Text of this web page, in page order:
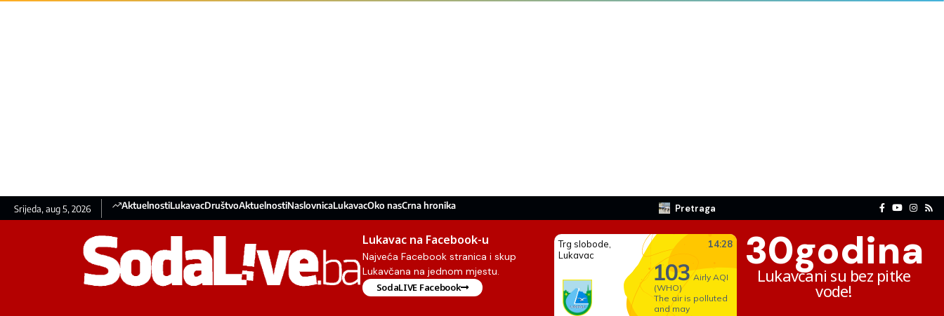
Srijeda, aug 5, 2026 AktuelnostiLukavacDruštvoAktuelnostiNaslovnicaLukavacOko nasCrna hronika Pretraga
Lukavac na Facebook-u
Najveća Facebook stranica i skup
Lukavčana na jednom mjestu.
SodaLIVE Facebook
30godina
Lukavčani su bez pitke
vode!